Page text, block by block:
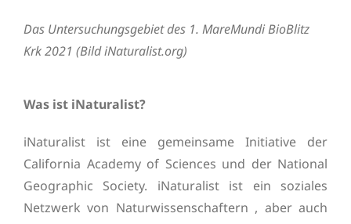
Das Untersuchungsgebiet des 1. MareMundi BioBlitz
Krk 2021 (Bild iNaturalist.org)
Was ist iNaturalist?
iNaturalist ist eine gemeinsame Initiative der
California Academy of Sciences und der National
Geographic Society. iNaturalist ist ein soziales
Netzwerk von Naturwissenschaftern , aber auch